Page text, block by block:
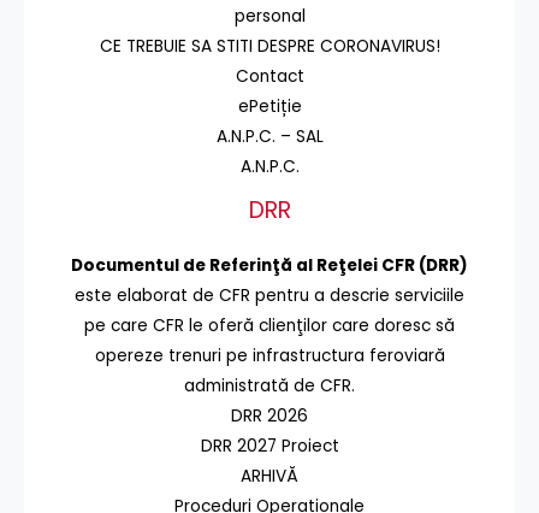
personal
CE TREBUIE SA STITI DESPRE CORONAVIRUS!
Contact
ePetiție
A.N.P.C. – SAL
A.N.P.C.
DRR
Documentul de Referinţă al Reţelei CFR (DRR)
este elaborat de CFR pentru a descrie serviciile
pe care CFR le oferă clienţilor care doresc să
opereze trenuri pe infrastructura feroviară
administrată de CFR.
DRR 2026
DRR 2027 Proiect
ARHIVĂ
Proceduri Operaționale